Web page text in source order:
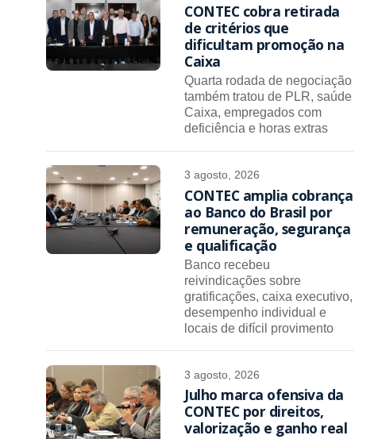
CONTEC cobra retirada
de critérios que
dificultam promoção na
Caixa
Quarta rodada de negociação
também tratou de PLR, saúde
Caixa, empregados com
deficiência e horas extras
3 agosto, 2026
CONTEC amplia cobrança
ao Banco do Brasil por
remuneração, segurança
e qualificação
Banco recebeu
reivindicações sobre
gratificações, caixa executivo,
desempenho individual e
locais de difícil provimento
3 agosto, 2026
Julho marca ofensiva da
CONTEC por direitos,
valorização e ganho real